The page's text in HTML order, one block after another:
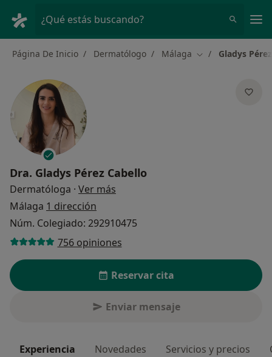
¿Qué estás buscando?
Página De Inicio Dermatólogo Málaga Cambiar de
Gladys
Dra. Gladys Pérez Cabello
Dermatóloga · Ver más
Málaga 1 dirección
Núm. Colegiado: 292910475
756 opiniones
Reservar cita
Enviar mensaje
Experiencia Novedades Servicios y precios